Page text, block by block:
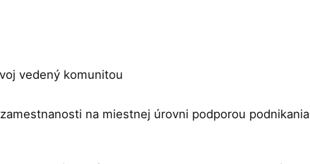
vedený komunitou
zamestnanosti na miestnej úrovni podporou podnikania